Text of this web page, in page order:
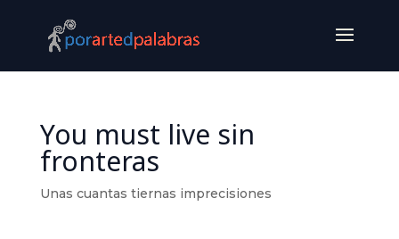
You must live sin
fronteras
Unas cuantas tiernas imprecisiones